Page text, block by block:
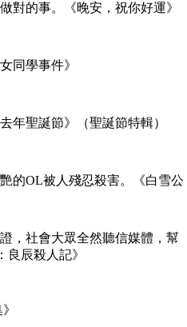
對的事。《晚安，祝你好運》
同學事件》
年聖誕節》（聖誕節特輯）
的OL被人殘忍殺害。《白雪公
，社會大眾全然聽信媒體，幫
辰殺人記》